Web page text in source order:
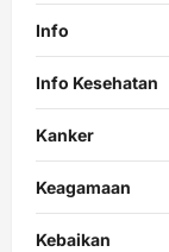
Info
Info Kesehatan
Kanker
Keagamaan
Kebaikan